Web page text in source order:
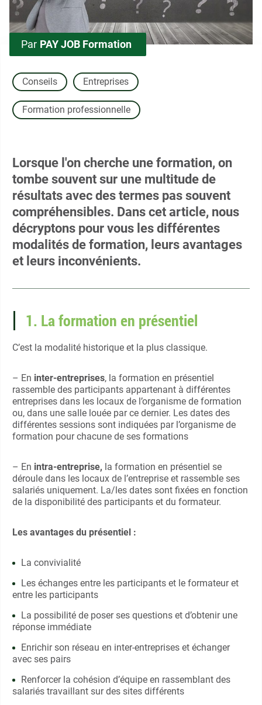
Par PAY JOB Formation
Conseils Entreprises
Formation professionnelle
Lorsque l'on cherche une formation, on
tombe souvent sur une multitude de
résultats avec des termes pas souvent
compréhensibles. Dans cet article, nous
décryptons pour vous les différentes
modalités de formation, leurs avantages
et leurs inconvénients.
1. La formation en présentiel
C’est la modalité historique et la plus classique.
– En inter-entreprises, la formation en présentiel
rassemble des participants appartenant à différentes
entreprises dans les locaux de l’organisme de formation
ou, dans une salle louée par ce dernier. Les dates des
différentes sessions sont indiquées par l’organisme de
formation pour chacune de ses formations
– En intra-entreprise, la formation en présentiel se
déroule dans les locaux de l’entreprise et rassemble ses
salariés uniquement. La/les dates sont fixées en fonction
de la disponibilité des participants et du formateur.
Les avantages du présentiel :
La convivialité
Les échanges entre les participants et le formateur et
entre les participants
La possibilité de poser ses questions et d’obtenir une
réponse immédiate
Enrichir son réseau en inter-entreprises et échanger
avec ses pairs
Renforcer la cohésion d’équipe en rassemblant des
salariés travaillant sur des sites différents